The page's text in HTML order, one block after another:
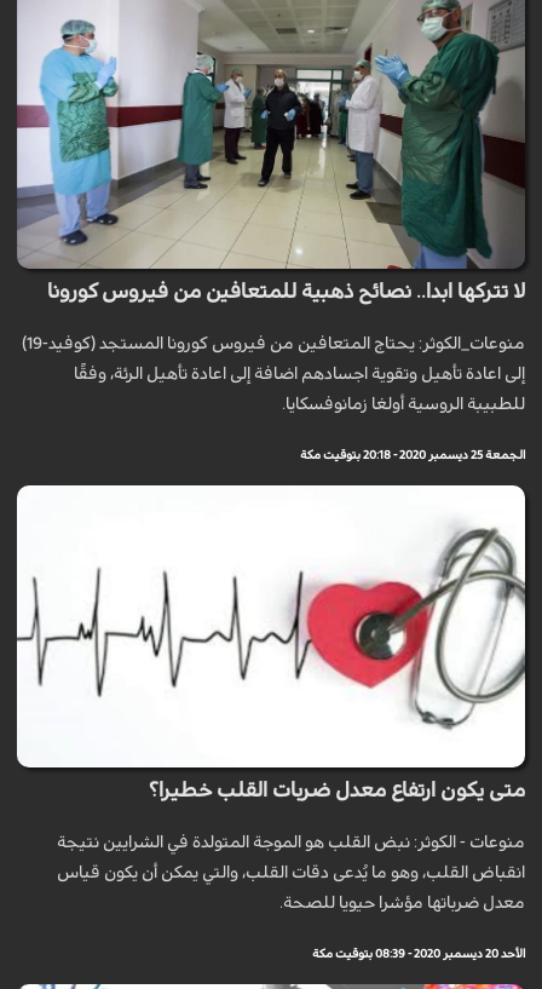
لا تتركها ابدا.. نصائح ذهبية للمتعافين من فيروس كورونا
منوعات_الكوثر: يحتاج المتعافين من فيروس كورونا المستجد (كوفيد-19)
إلى اعادة تأهيل وتقوية اجسادهم اضافة إلى اعادة تأهيل الرئة، وفقًا
للطبيبة الروسية أولغا زمانوفسكايا.
الجمعة 25 ديسمبر 2020 - 20:18 بتوقيت مكة
متى يكون ارتفاع معدل ضربات القلب خطيرا؟
منوعات - الكوثر: نبض القلب هو الموجة المتولدة في الشرايين نتيجة
انقباض القلب، وهو ما يُدعى دقات القلب، والتي يمكن أن يكون قياس
معدل ضرباتها مؤشرا حيويا للصحة.
الأحد 20 ديسمبر 2020 - 08:39 بتوقيت مكة